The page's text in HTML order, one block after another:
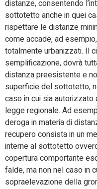
distanze, consentendo
sottotetto anche in quei
rispettare le distanze
come accade, ad
totalmente urbanizzati. Il
semplificazione, dovrà
distanza preesistente e
superficie del sottotetto,
caso in cui sia
legge regionale. Ad
deroga in materia di
recupero consista in un
interne al sottotetto
copertura comportante
falde, ma non nel caso in
sopraelevazione della